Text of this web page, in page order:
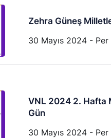
Zehra Güneş
30 Mayıs 2024 - Per
VNL 2024 2. Hafta
Gün
30 Mayıs 2024 -